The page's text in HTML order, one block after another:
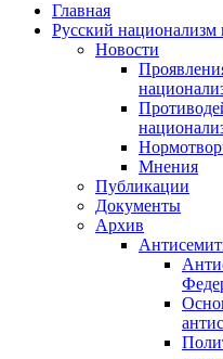
Главная
Русский национализм
Новости
Мнения
Публикации
Документы
Архив